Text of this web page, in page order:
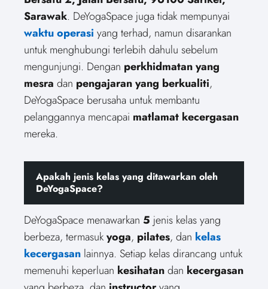
Sarawak. DeYogaSpace juga tidak mempunyai
waktu operasi yang terhad, namun disarankan
untuk menghubungi terlebih dahulu sebelum
mengunjungi. Dengan perkhidmatan yang
mesra dan pengajaran yang berkualiti,
DeYogaSpace berusaha untuk membantu
pelanggannya mencapai matlamat kecergasan
mereka.
Apakah jenis kelas yang ditawarkan oleh
DeYogaSpace?
DeYogaSpace menawarkan 5 jenis kelas yang
berbeza, termasukyoga, pilates, dan kelas
kecergasan lainnya. Setiap kelas dirancang untuk
memenuhi keperluan kesihatandan kecergasan